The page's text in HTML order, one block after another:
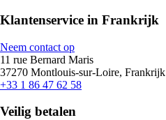
Klantenservice in Frankrijk
Neem contact op
11 rue Bernard Maris
37270 Montlouis-sur-Loire, Frankrijk
+33 1 86 47 62 58
Veilig betalen